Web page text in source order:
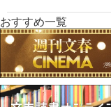
おすすめ一覧